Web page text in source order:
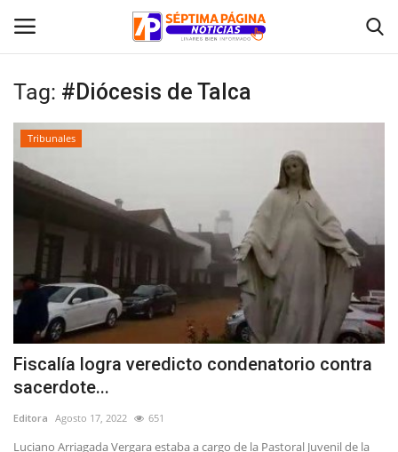
Inicio
Crónica
Tribunales
Deporte
Política
Espectáculos
Tag: #Diócesis de Talca
Tribunales
Fiscalía logra veredicto condenatorio contra
sacerdote...
Editora Agosto 17, 2022 651
Luciano Arriagada Vergara estaba a cargo de la Pastoral Juvenil de la